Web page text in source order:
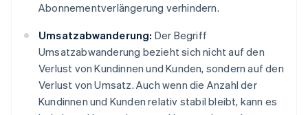
Abonnementverlängerung verhindern.
Umsatzabwanderung: Der Begriff
Umsatzabwanderung bezieht sich nicht auf den
Verlust von Kundinnen und Kunden, sondern auf den
Verlust von Umsatz. Auch wenn die Anzahl der
Kundinnen und Kunden relativ stabil bleibt, kann es